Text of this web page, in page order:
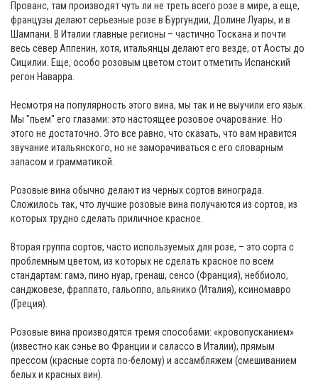
Прованс, там производят чуть ли не треть всего розе в мире, а еще,
французы делают серьезные розе в Бургундии, Долине Луары, и в
Шампани. В Италии главные регионы – частично Тоскана и почти
весь север Аппенин, хотя, итальянцы делают его везде, от Аосты до
Сицилии. Еще, особо розовым цветом стоит отметить Испанский
регон Наварра.
Несмотря на популярность этого вина, мы так и не выучили его язык.
Мы "пьем" его глазами: это настоящее розовое очарование. Но
этого не достаточно. Это все равно, что сказать, что вам нравится
звучание итальянского, но не заморачиваться с его словарным
запасом и грамматикой.
Розовые вина обычно делают из черных сортов винограда.
Сложилось так, что лучшие розовые вина получаются из с­ортов, из
которых трудно сделать приличное красное.
Вторая группа сортов, часто используемых для розе, – это сорта с
проблемным цветом, из которых не сделать красное по всем
стандартам: гамэ, пино нуар, гренаш, сенсо (Франция), неббиоло,
санджовезе, фраппато, гальоппо, альянико (Италия), ксиномавро
(Греция).
Розовые вина производятся тремя способами: «кровопусканием»
(известно как сэнье во Франции и салассо в Италии), прямым
прессом (красные сорта по-белому) и ассамбляжем (смешиванием
белых и красных вин).